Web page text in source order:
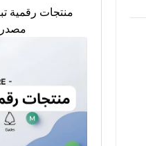
منتجات رقمية